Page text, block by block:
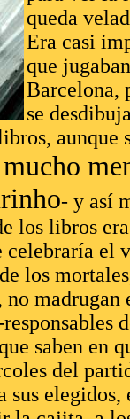
queda
Era casi
que
Barcelona,
se
aunque
- y así
los libros
el
los
madrugan
saben en
del
sus